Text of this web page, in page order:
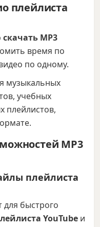
плейлиста
скачать MP3
время по
по одному.
музыкальных
учебных
плейлистов,
MP3
плейлиста
для быстрого
YouTube и